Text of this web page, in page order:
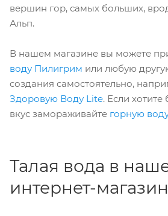
вершин гор, самых больших,
Альп.
В нашем магазине вы можете
воду Пилигрим или любую
создания самостоятельно,
Здоровую Воду Lite. Если
вкус замораживайте горную
Талая вода в
интернет-